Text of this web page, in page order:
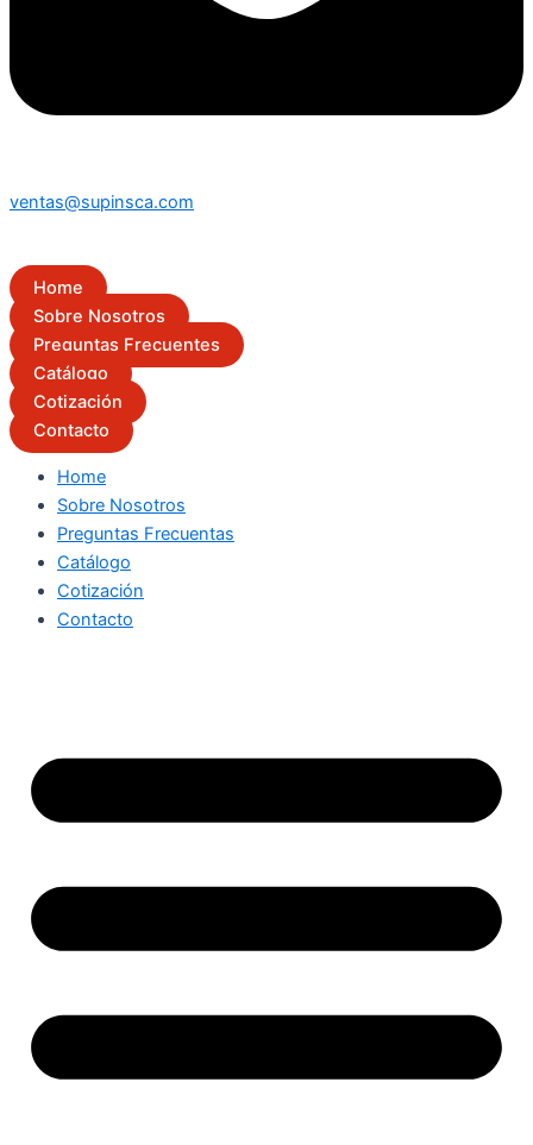
ventas@supinsca.com
Home
Sobre Nosotros
Preguntas Frecuentes
Catálogo
Cotización
Contacto
Home
Sobre Nosotros
Preguntas Frecuentas
Catálogo
Cotización
Contacto